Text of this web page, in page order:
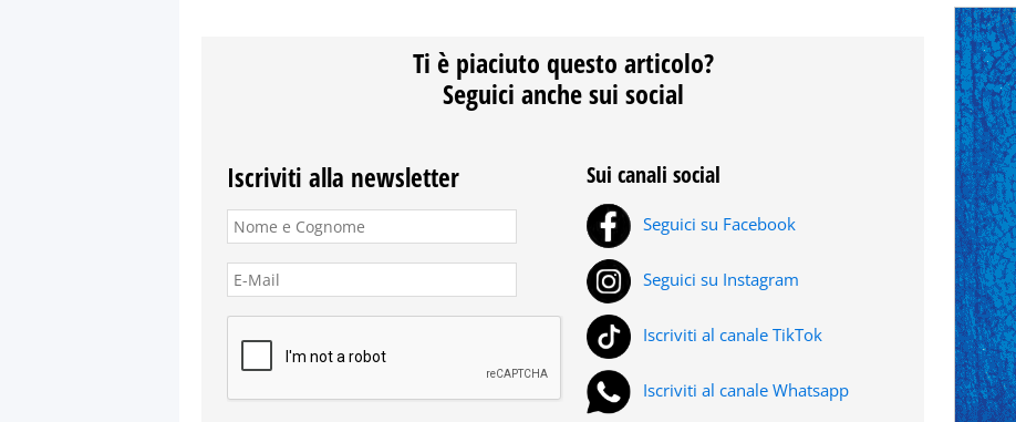
Ti è piaciuto questo articolo?
Seguici anche sui social
Iscriviti alla newsletter Sui canali social
Seguici su Facebook
Seguici su Instagram
Iscriviti al canale TikTok
Iscriviti al canale Whatsapp